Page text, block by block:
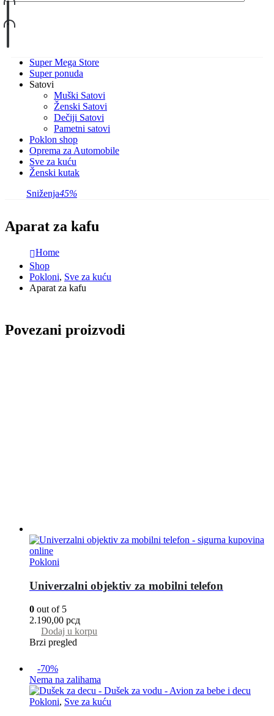
Super Mega Store
Super ponuda
Satovi
Muški Satovi
Ženski Satovi
Dečiji Satovi
Pametni satovi
Poklon shop
Oprema za Automobile
Sve za kuću
Ženski kutak
Sniženja45%
Aparat za kafu
Home
Shop
Pokloni, Sve za kuću
Aparat za kafu
Povezani proizvodi
Pokloni
Univerzalni objektiv za mobilni telefon
0 out of 5
2.190,00 рсд
Dodaj u korpu
Brzi pregled
-70%
Nema na zalihama
Pokloni, Sve za kuću